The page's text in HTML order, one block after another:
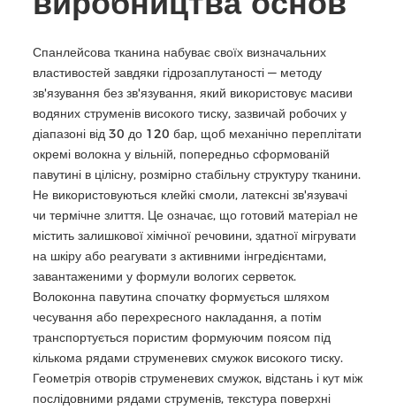
Спанлейсова тканина набуває своїх визначальних
властивостей завдяки гідрозаплутаності — методу
зв'язування без зв'язування, який використовує масиви
водяних струменів високого тиску, зазвичай робочих у
діапазоні від 30 до 120 бар, щоб механічно переплітати
окремі волокна у вільній, попередньо сформованій
павутині в цілісну, розмірно стабільну структуру тканини.
Не використовуються клейкі смоли, латексні зв'язувачі
чи термічне злиття. Це означає, що готовий матеріал не
містить залишкової хімічної речовини, здатної мігрувати
на шкіру або реагувати з активними інгредієнтами,
завантаженими у формули вологих серветок.
Волоконна павутина спочатку формується шляхом
чесування або перехресного накладання, а потім
транспортується пористим формуючим поясом під
кількома рядами струменевих смужок високого тиску.
Геометрія отворів струменевих смужок, відстань і кут між
послідовними рядами струменів, текстура поверхні